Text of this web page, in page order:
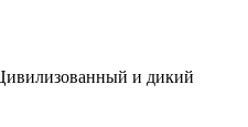
и дикий